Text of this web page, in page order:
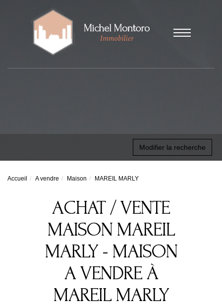
Modifier la recherche
Accueil A vendre Maison MAREIL MARLY
ACHAT / VENTE
MAISON MAREIL
MARLY - MAISON
A VENDRE À
MAREIL MARLY